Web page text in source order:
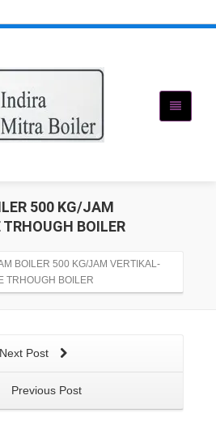
500 KG/JAM
BOILER
BOILER 500 KG/JAM VERTIKAL-
TRHOUGH BOILER
Next Post
Previous Post